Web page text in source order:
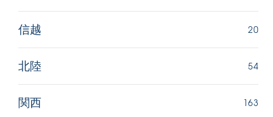
信越 20
北陸 54
関西 163